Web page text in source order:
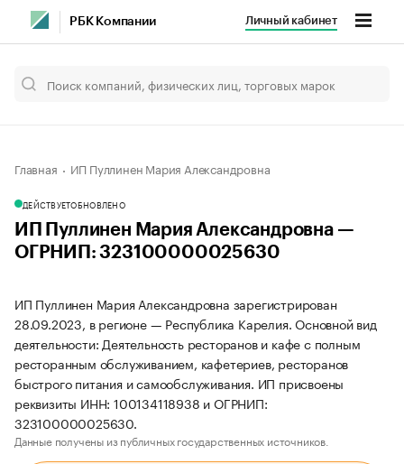
РБК Компании Личный кабинет
Главная ИП Пуллинен Мария Александровна
ДЕЙСТВУЕТОБНОВЛЕНО
ИП Пуллинен Мария Александровна —
ОГРНИП: 323100000025630
ИП Пуллинен Мария Александровна зарегистрирован
28.09.2023, в регионе — Республика Карелия. Основной вид
деятельности: Деятельность ресторанов и кафе с полным
ресторанным обслуживанием, кафетериев, ресторанов
быстрого питания и самообслуживания. ИП присвоены
реквизиты ИНН: 100134118938 и ОГРНИП:
323100000025630.
Данные получены из публичных государственных источников.